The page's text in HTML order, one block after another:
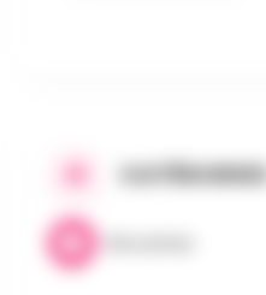
CATÉGORIES